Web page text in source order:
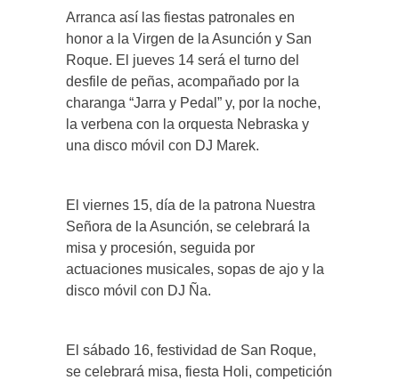
Arranca así las fiestas patronales en
honor a la Virgen de la Asunción y San
Roque. El jueves 14 será el turno del
desfile de peñas, acompañado por la
charanga “Jarra y Pedal” y, por la noche,
la verbena con la orquesta Nebraska y
una disco móvil con DJ Marek.
El viernes 15, día de la patrona Nuestra
Señora de la Asunción, se celebrará la
misa y procesión, seguida por
actuaciones musicales, sopas de ajo y la
disco móvil con DJ Ña.
El sábado 16, festividad de San Roque,
se celebrará misa, fiesta Holi, competición